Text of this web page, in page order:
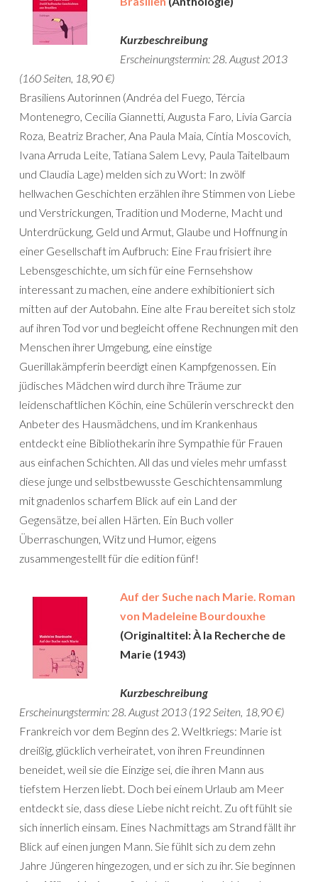
Kurzbeschreibung
Erscheinungstermin: 28. August 2013
(160 Seiten, 18,90 €)
Brasiliens Autorinnen (Andréa del Fuego, Tércia
Montenegro, Cecilia Giannetti, Augusta Faro, Livia Garcia
Roza, Beatriz Bracher, Ana Paula Maia, Cíntia Moscovich,
Ivana Arruda Leite, Tatiana Salem Levy, Paula Taitelbaum
und Claudia Lage) melden sich zu Wort: In zwölf
hellwachen Geschichten erzählen ihre Stimmen von Liebe
und Verstrickungen, Tradition und Moderne, Macht und
Unterdrückung, Geld und Armut, Glaube und Hoffnung in
einer Gesellschaft im Aufbruch: Eine Frau frisiert ihre
Lebensgeschichte, um sich für eine Fernsehshow
interessant zu machen, eine andere exhibitioniert sich
mitten auf der Autobahn. Eine alte Frau bereitet sich stolz
auf ihren Tod vor und begleicht offene Rechnungen mit den
Menschen ihrer Umgebung, eine einstige
Guerillakämpferin beerdigt einen Kampfgenossen. Ein
jüdisches Mädchen wird durch ihre Träume zur
leidenschaftlichen Köchin, eine Schülerin verschreckt den
Anbeter des Hausmädchens, und im Krankenhaus
entdeckt eine Bibliothekarin ihre Sympathie für Frauen
aus einfachen Schichten. All das und vieles mehr umfasst
diese junge und selbstbewusste Geschichtensammlung
mit gnadenlos scharfem Blick auf ein Land der
Gegensätze, bei allen Härten. Ein Buch voller
Überraschungen, Witz und Humor, eigens
zusammengestellt für die edition fünf!
Auf der Suche nach Marie. Roman
von Madeleine Bourdouxhe
(Originaltitel: À la Recherche de
Marie (1943)
Kurzbeschreibung
Erscheinungstermin: 28. August 2013 (192 Seiten, 18,90 €)
Frankreich vor dem Beginn des 2. Weltkriegs: Marie ist
dreißig, glücklich verheiratet, von ihren Freundinnen
beneidet, weil sie die Einzige sei, die ihren Mann aus
tiefstem Herzen liebt. Doch bei einem Urlaub am Meer
entdeckt sie, dass diese Liebe nicht reicht. Zu oft fühlt sie
sich innerlich einsam. Eines Nachmittags am Strand fällt ihr
Blick auf einen jungen Mann. Sie fühlt sich zu dem zehn
Jahre Jüngeren hingezogen, und er sich zu ihr. Sie beginnen